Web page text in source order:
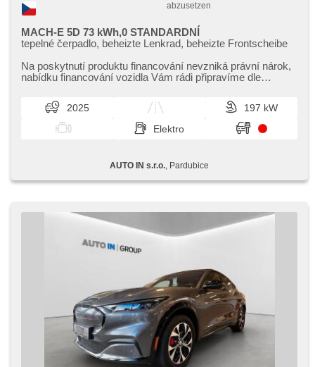
abzusetzen
MACH-E 5D 73 kWh,0 STANDARDNÍ
tepelné čerpadlo, beheizte Lenkrad, beheizte Frontscheibe
Na poskytnutí produktu financování nevzniká právní nárok,​
nabídku financování vozidla Vám rádi připravíme dle
2025
197 kW
Elektro
AUTO IN s.r.o. , Pardubice